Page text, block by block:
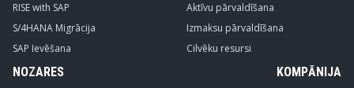
RISE with SAP
S/4HANA Migrācija
SAP Ievēšana
Aktīvu pārvaldīšana
Izmaksu pārvaldīšana
Cilvēku resursi
NOZARES KOMPĀNIJA